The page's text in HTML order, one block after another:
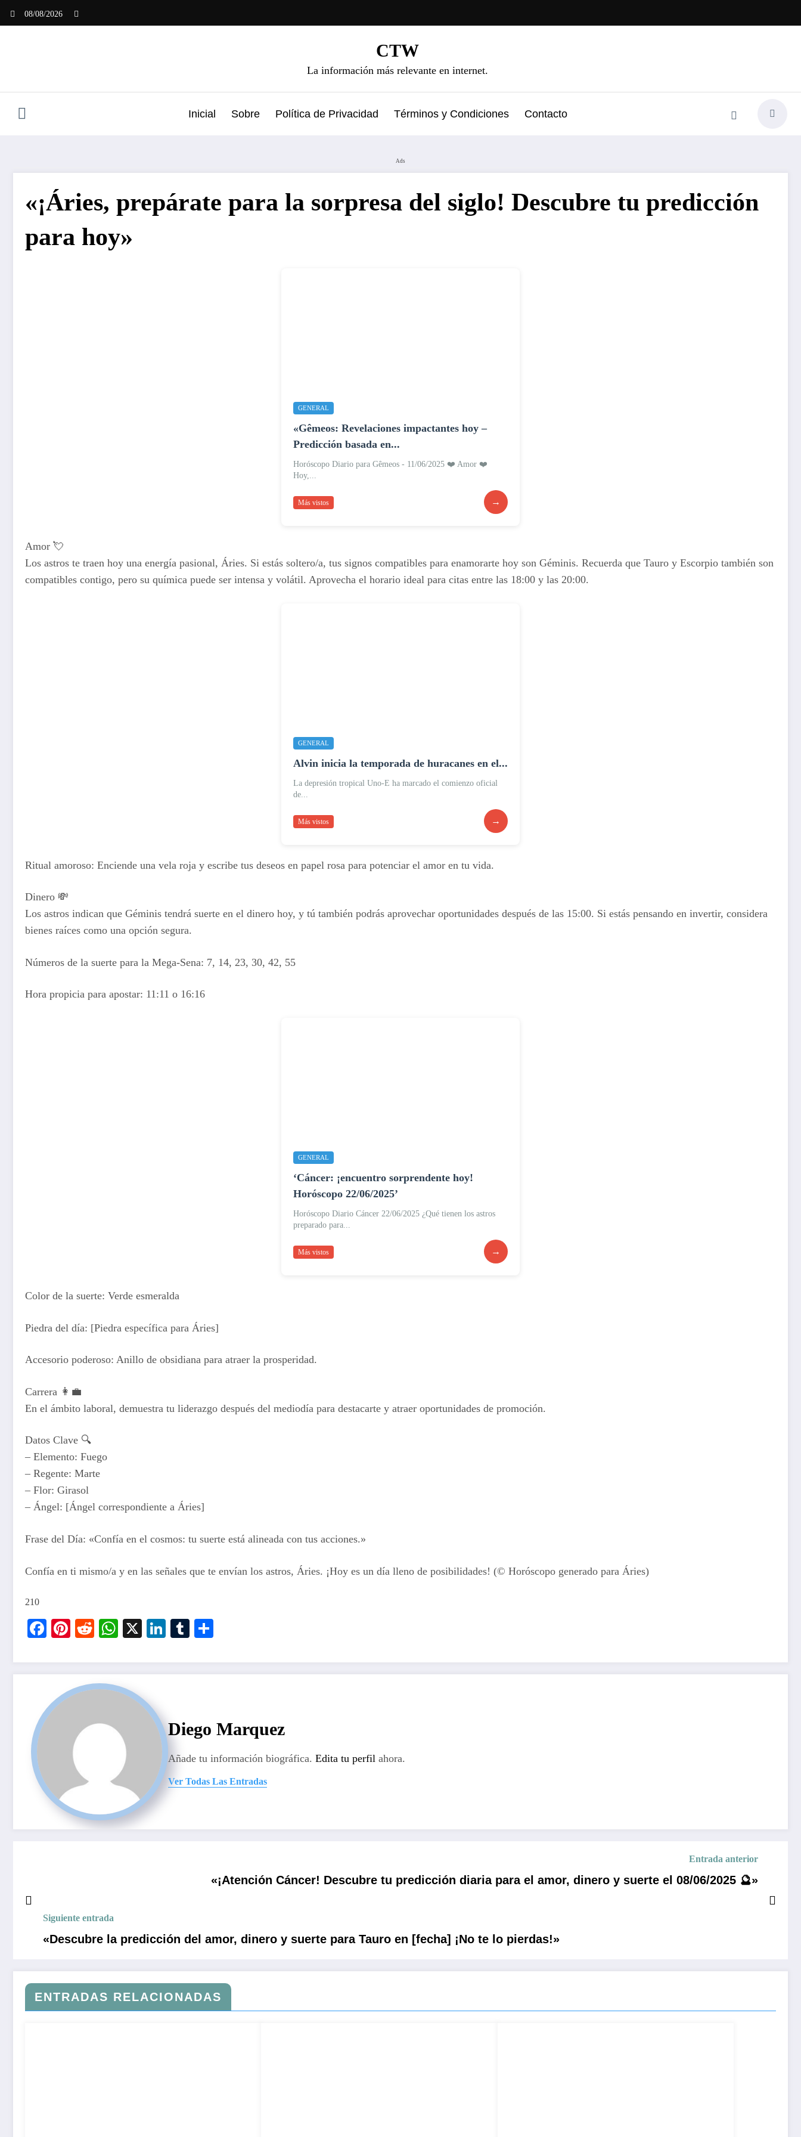
08/08/2026
CTW
La información más relevante en internet.
Inicial Sobre Política de Privacidad Términos y Condiciones Contacto
Ads
«¡Áries, prepárate para la sorpresa del siglo! Descubre tu predicción
para hoy»
GENERAL
«Gêmeos: Revelaciones impactantes hoy –
Predicción basada en...
Horóscopo Diario para Gêmeos - 11/06/2025 ❤️ Amor ❤️
Hoy,...
Más vistos →
Amor 💘
Los astros te traen hoy una energía pasional, Áries. Si estás soltero/a, tus signos compatibles para enamorarte hoy son Géminis. Recuerda que Tauro y Escorpio también son
compatibles contigo, pero su química puede ser intensa y volátil. Aprovecha el horario ideal para citas entre las 18:00 y las 20:00.
GENERAL
Alvin inicia la temporada de huracanes en el...
La depresión tropical Uno-E ha marcado el comienzo oficial
de...
Más vistos →
Ritual amoroso: Enciende una vela roja y escribe tus deseos en papel rosa para potenciar el amor en tu vida.
Dinero 💸
Los astros indican que Géminis tendrá suerte en el dinero hoy, y tú también podrás aprovechar oportunidades después de las 15:00. Si estás pensando en invertir, considera
bienes raíces como una opción segura.
Números de la suerte para la Mega-Sena: 7, 14, 23, 30, 42, 55
Hora propicia para apostar: 11:11 o 16:16
GENERAL
‘Cáncer: ¡encuentro sorprendente hoy!
Horóscopo 22/06/2025’
Horóscopo Diario Cáncer 22/06/2025 ¿Qué tienen los astros
preparado para...
Más vistos →
Color de la suerte: Verde esmeralda
Piedra del día: [Piedra específica para Áries]
Accesorio poderoso: Anillo de obsidiana para atraer la prosperidad.
Carrera 👩‍💼
En el ámbito laboral, demuestra tu liderazgo después del mediodía para destacarte y atraer oportunidades de promoción.
Datos Clave 🔍
– Elemento: Fuego
– Regente: Marte
– Flor: Girasol
– Ángel: [Ángel correspondiente a Áries]
Frase del Día: «Confía en el cosmos: tu suerte está alineada con tus acciones.»
Confía en ti mismo/a y en las señales que te envían los astros, Áries. ¡Hoy es un día lleno de posibilidades! (© Horóscopo generado para Áries)
210
Facebook
Pinterest
RedditWhatsApp
X LinkedIn
Tumblr
Diego Marquez
Añade tu información biográfica. Edita tu perfil ahora.
Ver Todas Las Entradas
Entrada anterior
«¡Atención Cáncer! Descubre tu predicción diaria para el amor, dinero y suerte el 08/06/2025 🔮»
Siguiente entrada
«Descubre la predicción del amor, dinero y suerte para Tauro en [fecha] ¡No te lo pierdas!»
ENTRADAS RELACIONADAS